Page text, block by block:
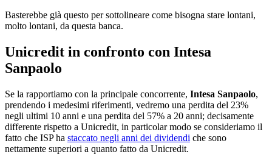
Basterebbe già questo per sottolineare come bisogna stare lontani,
molto lontani, da questa banca.
Unicredit in confronto con Intesa
Sanpaolo
Se la rapportiamo con la principale concorrente, Intesa Sanpaolo,
prendendo i medesimi riferimenti, vedremo una perdita del 23%
negli ultimi 10 anni e una perdita del 57% a 20 anni; decisamente
differente rispetto a Unicredit, in particolar modo se consideriamo il
fatto che ISP ha staccato negli anni dei dividendi che sono
nettamente superiori a quanto fatto da Unicredit.